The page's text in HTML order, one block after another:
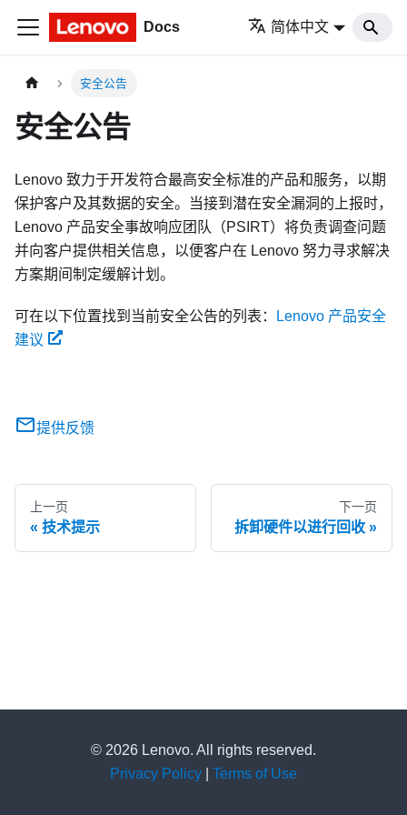
Docs 简体中文
安全公告
安全公告
Lenovo 致力于开发符合最高安全标准的产品和服务，以期
保护客户及其数据的安全。当接到潜在安全漏洞的上报时，
Lenovo 产品安全事故响应团队（PSIRT）将负责调查问题
并向客户提供相关信息，以便客户在 Lenovo 努力寻求解决
方案期间制定缓解计划。
可在以下位置找到当前安全公告的列表：
Lenovo 产品安全
建议
提供反馈
上一页
技术提示
下一页
拆卸硬件以进行回收
© 2026 Lenovo. All rights reserved.
Privacy Policy
Terms of Use